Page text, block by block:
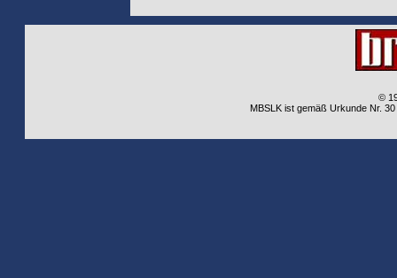
©
MBSLK ist gemäß Urkunde Nr.